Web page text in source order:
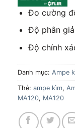
Đo cường
Độ phân
Độ chính
Danh mục: Ampe
Thẻ: ampe kìm,
MA120, MA120